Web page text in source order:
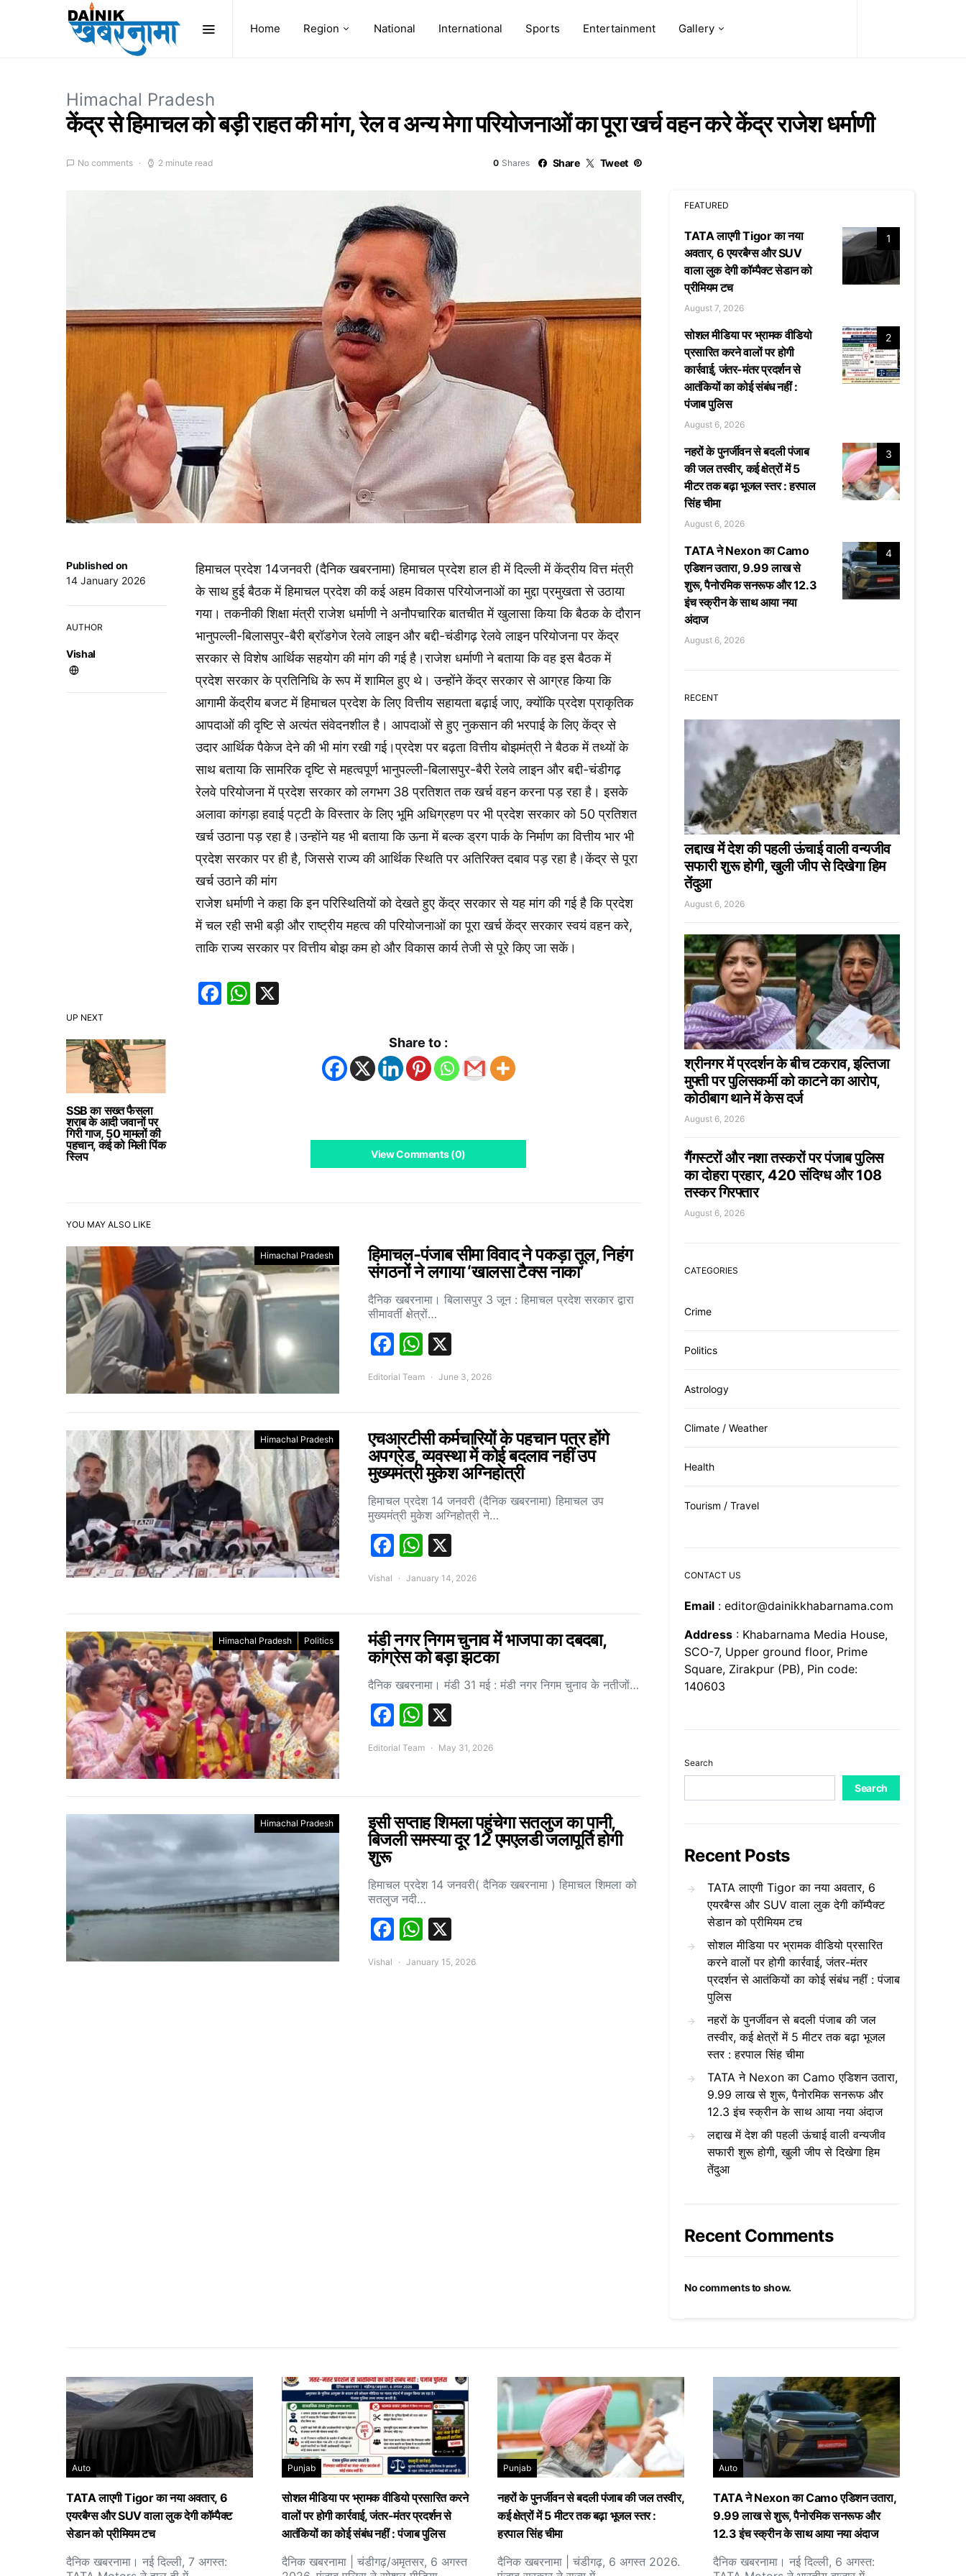
Home Region National International Sports Entertainment Gallery
Himachal Pradesh
केंद्र से हिमाचल को बड़ी राहत की मांग, रेल व अन्य मेगा परियोजनाओं का पूरा खर्च वहन करे केंद्र राजेश धर्माणी
No comments 2 minute read 0 Shares Share Tweet
UP NEXT
SSB का सख्त फैसला
शराब के आदी जवानों पर
गिरी गाज, 50 मामलों की
पहचान, कई को मिली पिंक
स्लिप
Published on
14 January 2026
AUTHOR
Vishal
हिमाचल प्रदेश 14जनवरी (दैनिक खबरनामा) हिमाचल प्रदेश हाल ही में दिल्ली में केंद्रीय वित्त मंत्री
के साथ हुई बैठक में हिमाचल प्रदेश की कई अहम विकास परियोजनाओं का मुद्दा प्रमुखता से उठाया
गया। तकनीकी शिक्षा मंत्री राजेश धर्माणी ने अनौपचारिक बातचीत में खुलासा किया कि बैठक के दौरान
भानुपल्ली-बिलासपुर-बैरी ब्रॉडगेज रेलवे लाइन और बद्दी-चंडीगढ़ रेलवे लाइन परियोजना पर केंद्र
सरकार से विशेष आर्थिक सहयोग की मांग की गई है।राजेश धर्माणी ने बताया कि वह इस बैठक में
प्रदेश सरकार के प्रतिनिधि के रूप में शामिल हुए थे। उन्होंने केंद्र सरकार से आग्रह किया कि
आगामी केंद्रीय बजट में हिमाचल प्रदेश के लिए वित्तीय सहायता बढ़ाई जाए, क्योंकि प्रदेश प्राकृतिक
आपदाओं की दृष्टि से अत्यंत संवेदनशील है। आपदाओं से हुए नुकसान की भरपाई के लिए केंद्र से
उदार आर्थिक पैकेज देने की भी मांग रखी गई।प्रदेश पर बढ़ता वित्तीय बोझमंत्री ने बैठक में तथ्यों के
साथ बताया कि सामरिक दृष्टि से महत्वपूर्ण भानुपल्ली-बिलासपुर-बैरी रेलवे लाइन और बद्दी-चंडीगढ़
रेलवे परियोजना में प्रदेश सरकार को लगभग 38 प्रतिशत तक खर्च वहन करना पड़ रहा है। इसके
अलावा कांगड़ा हवाई पट्टी के विस्तार के लिए भूमि अधिग्रहण पर भी प्रदेश सरकार को 50 प्रतिशत
खर्च उठाना पड़ रहा है।उन्होंने यह भी बताया कि ऊना में बल्क ड्रग पार्क के निर्माण का वित्तीय भार भी
प्रदेश सरकार पर ही है, जिससे राज्य की आर्थिक स्थिति पर अतिरिक्त दबाव पड़ रहा है।केंद्र से पूरा
खर्च उठाने की मांग
राजेश धर्माणी ने कहा कि इन परिस्थितियों को देखते हुए केंद्र सरकार से यह मांग की गई है कि प्रदेश
में चल रही सभी बड़ी और राष्ट्रीय महत्व की परियोजनाओं का पूरा खर्च केंद्र सरकार स्वयं वहन करे,
ताकि राज्य सरकार पर वित्तीय बोझ कम हो और विकास कार्य तेजी से पूरे किए जा सकें।
Facebook
WhatsApp
Share to :
View Comments (0)
YOU MAY ALSO LIKE
Himachal Pradesh
हिमाचल-पंजाब सीमा विवाद ने पकड़ा तूल, निहंग
संगठनों ने लगाया ‘खालसा टैक्स नाका’
दैनिक खबरनामा। बिलासपुर 3 जून : हिमाचल प्रदेश सरकार द्वारा
सीमावर्ती क्षेत्रों…
Facebook
WhatsApp
Editorial Team June 3, 2026
Himachal Pradesh
एचआरटीसी कर्मचारियों के पहचान पत्र होंगे
अपग्रेड, व्यवस्था में कोई बदलाव नहीं उप
मुख्यमंत्री मुकेश अग्निहोत्री
हिमाचल प्रदेश 14 जनवरी (दैनिक खबरनामा) हिमाचल उप
मुख्यमंत्री मुकेश अग्निहोत्री ने…
Facebook
WhatsApp
Vishal January 14, 2026
Himachal Pradesh Politics
मंडी नगर निगम चुनाव में भाजपा का दबदबा,
कांग्रेस को बड़ा झटका
दैनिक खबरनामा। मंडी 31 मई : मंडी नगर निगम चुनाव के नतीजों…
Facebook
WhatsApp
Editorial Team May 31, 2026
Himachal Pradesh
इसी सप्ताह शिमला पहुंचेगा सतलुज का पानी,
बिजली समस्या दूर 12 एमएलडी जलापूर्ति होगी
शुरू
हिमाचल प्रदेश 14 जनवरी( दैनिक खबरनामा ) हिमाचल शिमला को
सतलुज नदी…
Facebook
WhatsApp
Vishal January 15, 2026
FEATURED
1
TATA लाएगी Tigor का नया
अवतार, 6 एयरबैग्स और SUV
वाला लुक देगी कॉम्पैक्ट सेडान को
प्रीमियम टच
August 7, 2026
2
सोशल मीडिया पर भ्रामक वीडियो
प्रसारित करने वालों पर होगी
कार्रवाई, जंतर-मंतर प्रदर्शन से
आतंकियों का कोई संबंध नहीं :
पंजाब पुलिस
August 6, 2026
3
नहरों के पुनर्जीवन से बदली पंजाब
की जल तस्वीर, कई क्षेत्रों में 5
मीटर तक बढ़ा भूजल स्तर : हरपाल
सिंह चीमा
August 6, 2026
4
TATA ने Nexon का Camo
एडिशन उतारा, 9.99 लाख से
शुरू, पैनोरमिक सनरूफ और 12.3
इंच स्क्रीन के साथ आया नया
अंदाज
August 6, 2026
RECENT
लद्दाख में देश की पहली ऊंचाई वाली वन्यजीव
सफारी शुरू होगी, खुली जीप से दिखेगा हिम
तेंदुआ
August 6, 2026
श्रीनगर में प्रदर्शन के बीच टकराव, इल्तिजा
मुफ्ती पर पुलिसकर्मी को काटने का आरोप,
कोठीबाग थाने में केस दर्ज
August 6, 2026
गैंगस्टरों और नशा तस्करों पर पंजाब पुलिस
का दोहरा प्रहार, 420 संदिग्ध और 108
तस्कर गिरफ्तार
August 6, 2026
CATEGORIES
Crime
Politics
Astrology
Climate / Weather
Health
Tourism / Travel
CONTACT US
Email : editor@dainikkhabarnama.com
Address : Khabarnama Media House,
SCO-7, Upper ground floor, Prime
Square, Zirakpur (PB), Pin code:
140603
Search
Search
Recent Posts
TATA लाएगी Tigor का नया अवतार, 6
एयरबैग्स और SUV वाला लुक देगी कॉम्पैक्ट
सेडान को प्रीमियम टच
सोशल मीडिया पर भ्रामक वीडियो प्रसारित
करने वालों पर होगी कार्रवाई, जंतर-मंतर
प्रदर्शन से आतंकियों का कोई संबंध नहीं : पंजाब
पुलिस
नहरों के पुनर्जीवन से बदली पंजाब की जल
तस्वीर, कई क्षेत्रों में 5 मीटर तक बढ़ा भूजल
स्तर : हरपाल सिंह चीमा
TATA ने Nexon का Camo एडिशन उतारा,
9.99 लाख से शुरू, पैनोरमिक सनरूफ और
12.3 इंच स्क्रीन के साथ आया नया अंदाज
लद्दाख में देश की पहली ऊंचाई वाली वन्यजीव
सफारी शुरू होगी, खुली जीप से दिखेगा हिम
तेंदुआ
Recent Comments
No comments to show.
Auto
TATA लाएगी Tigor का नया अवतार, 6
एयरबैग्स और SUV वाला लुक देगी कॉम्पैक्ट
सेडान को प्रीमियम टच
दैनिक खबरनामा। नई दिल्ली, 7 अगस्त:
Punjab
सोशल मीडिया पर भ्रामक वीडियो प्रसारित करने
वालों पर होगी कार्रवाई, जंतर-मंतर प्रदर्शन से
आतंकियों का कोई संबंध नहीं : पंजाब पुलिस
दैनिक खबरनामा | चंडीगढ़/अमृतसर, 6 अगस्त
Punjab
नहरों के पुनर्जीवन से बदली पंजाब की जल तस्वीर,
कई क्षेत्रों में 5 मीटर तक बढ़ा भूजल स्तर :
हरपाल सिंह चीमा
दैनिक खबरनामा | चंडीगढ़, 6 अगस्त 2026.
Auto
TATA ने Nexon का Camo एडिशन उतारा,
9.99 लाख से शुरू, पैनोरमिक सनरूफ और
12.3 इंच स्क्रीन के साथ आया नया अंदाज
दैनिक खबरनामा। नई दिल्ली, 6 अगस्त: